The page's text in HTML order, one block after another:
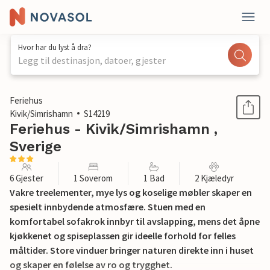
Hvor har du lyst å dra?
Legg til destinasjon, datoer, gjester
1 / 21
Feriehus
Kivik/Simrishamn
S14219
Feriehus - Kivik/Simrishamn ,
Sverige
6 Gjester 1 Soverom 1 Bad 2 Kjæledyr
Vakre treelementer, mye lys og koselige møbler skaper en
spesielt innbydende atmosfære. Stuen med en
komfortabel sofakrok innbyr til avslapping, mens det åpne
kjøkkenet og spiseplassen gir ideelle forhold for felles
måltider. Store vinduer bringer naturen direkte inn i huset
og skaper en følelse av ro og trygghet.